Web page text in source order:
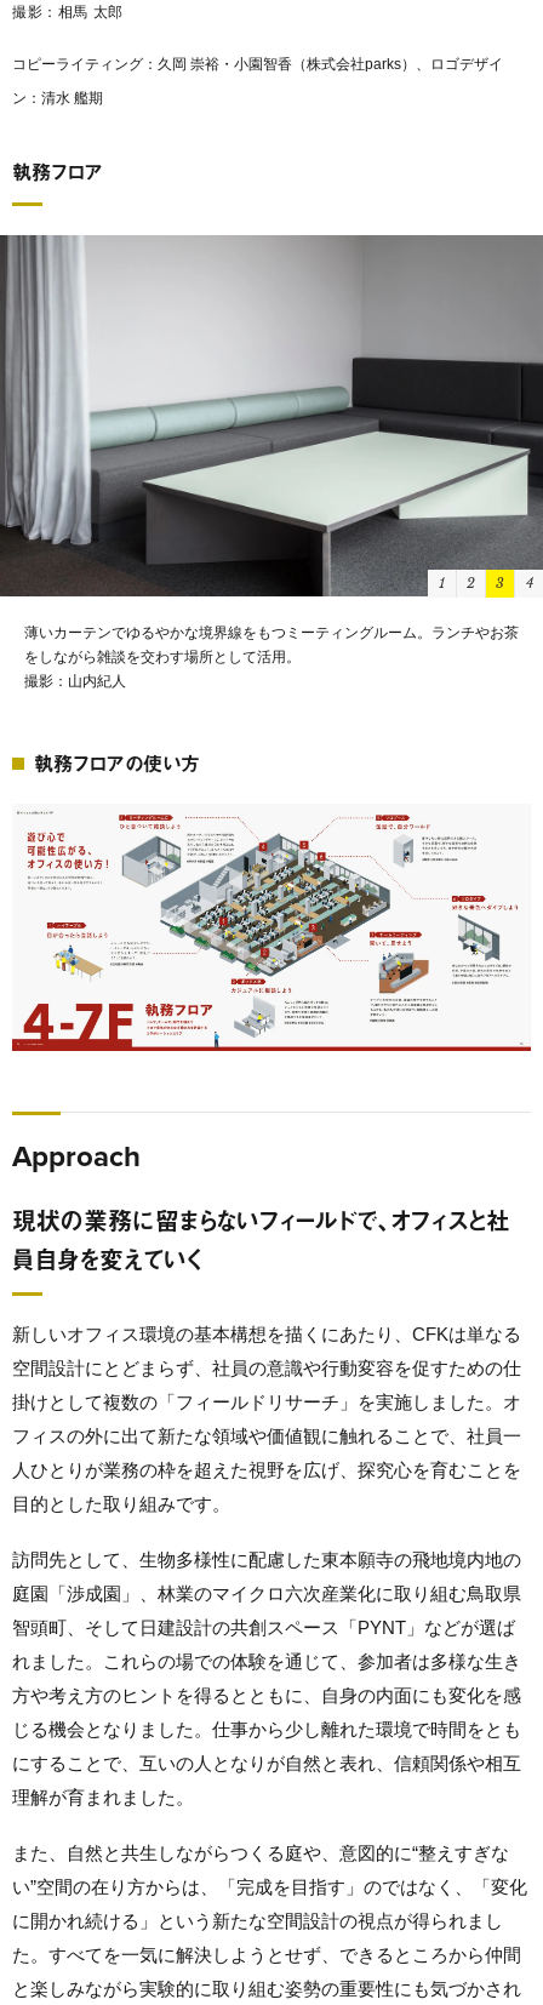
撮影：相馬 太郎
コピーライティング：久岡 崇裕・小園智香（株式会社parks）、ロゴデザイ
ン：清水 艦期
執務フロア
集中したい時に活用できる個人ブースも完備。
撮影：山内紀人
1 2 3 4
執務フロアの使い方
Approach
現状の業務に留まらないフィールドで、オフィスと社
員自身を変えていく
新しいオフィス環境の基本構想を描くにあたり、CFKは単なる
空間設計にとどまらず、社員の意識や行動変容を促すための仕
掛けとして複数の「フィールドリサーチ」を実施しました。オ
フィスの外に出て新たな領域や価値観に触れることで、社員一
人ひとりが業務の枠を超えた視野を広げ、探究心を育むことを
目的とした取り組みです。
訪問先として、生物多様性に配慮した東本願寺の飛地境内地の
庭園「渉成園」、林業のマイクロ六次産業化に取り組む鳥取県
智頭町、そして日建設計の共創スペース「PYNT」などが選ば
れました。これらの場での体験を通じて、参加者は多様な生き
方や考え方のヒントを得るとともに、自身の内面にも変化を感
じる機会となりました。仕事から少し離れた環境で時間をとも
にすることで、互いの人となりが自然と表れ、信頼関係や相互
理解が育まれました。
また、自然と共生しながらつくる庭や、意図的に“整えすぎな
い”空間の在り方からは、「完成を目指す」のではなく、「変化
に開かれ続ける」という新たな空間設計の視点が得られまし
た。すべてを一気に解決しようとせず、できるところから仲間
と楽しみながら実験的に取り組む姿勢の重要性にも気づかされ